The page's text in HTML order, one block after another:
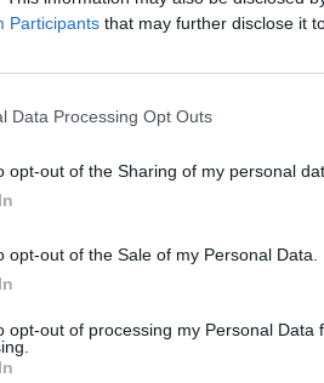
Participants that may further disclose it
Data Processing Opt Outs
opt-out of the Sharing of my personal
opt-out of the Sale of my Personal Data.
opt-out of processing my Personal Data
Dawson’s Creek
τα πιο κομψά Chanel
φορούσαν οι δημοφιλείς